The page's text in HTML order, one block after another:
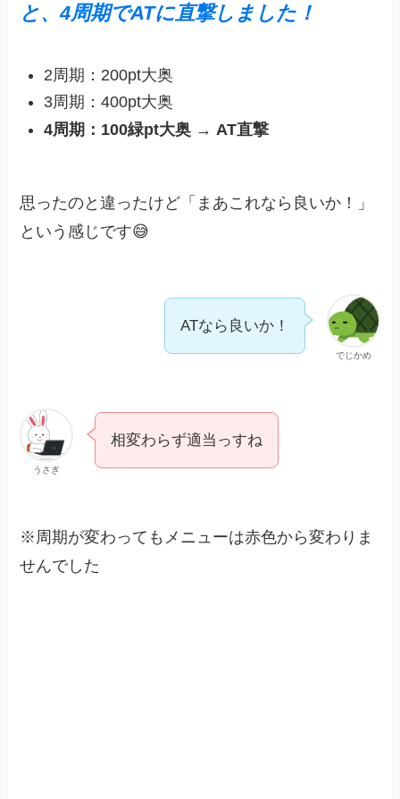
と、4周期でATに直撃しました！
2周期：200pt大奥
3周期：400pt大奥
4周期：100緑pt大奥 → AT直撃
思ったのと違ったけど「まあこれなら良いか！」
という感じです😅
でじかめ
ATなら良いか！
うさぎ
相変わらず適当っすね
※周期が変わってもメニューは赤色から変わりま
せんでした